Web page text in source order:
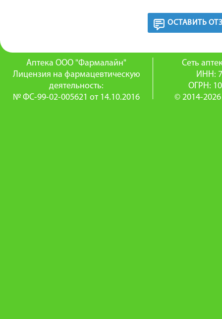
ОСТАВИТЬ
Аптека ООО "Фармалайн"
Лицензия на фармацевтическую
деятельность:
№ ФС-99-02-005621 от 14.10.2016
Сеть
ИНН:
ОГРН:
© 2014-